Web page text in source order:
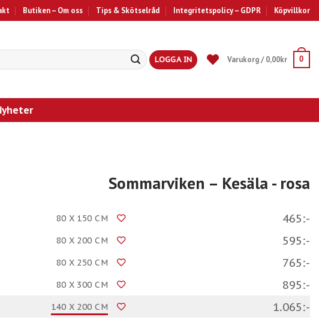
Butiken – Om oss Tips & Skötselråd Integritetspolicy – GDPR Köpvillkor
LOGGA IN Varukorg /0,00kr 0
Sommarviken – Kesäla - rosa
80 X 150 CM 465:-
80 X 200 CM 595:-
80 X 250 CM 765:-
80 X 300 CM 895:-
140 X 200 CM 1.065:-